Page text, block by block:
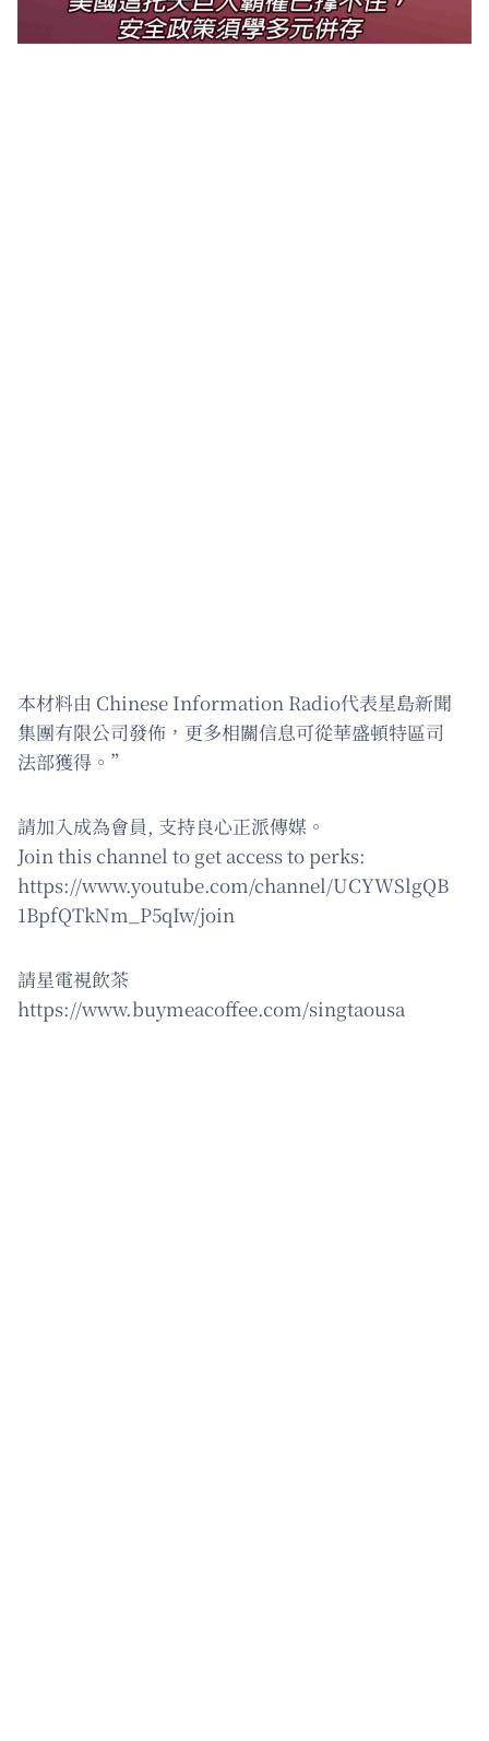
本材料由 Chinese Information Radio代表星島新聞
集團有限公司發佈，更多相關信息可從華盛頓特區司
法部獲得。”
請加入成為會員, 支持良心正派傳媒。
Join this channel to get access to perks:
https://www.youtube.com/channel/UCYWSlgQB
1BpfQTkNm_P5qIw/join
請星電視飲茶
https://www.buymeacoffee.com/singtaousa